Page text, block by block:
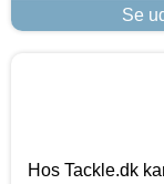
Se
Hos Tackle.dk